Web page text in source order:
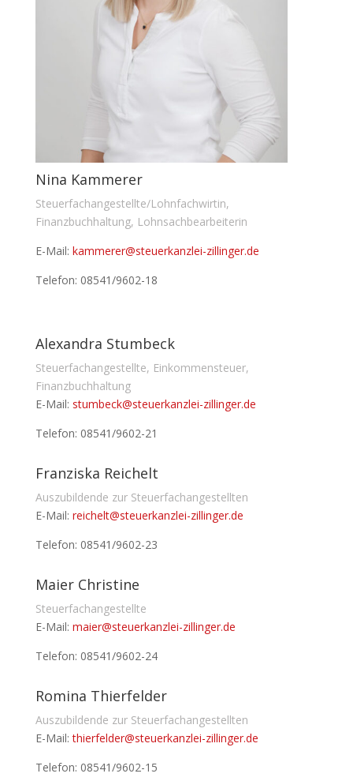
Nina Kammerer
Steuerfachangestellte/Lohnfachwirtin,
Finanzbuchhaltung, Lohnsachbearbeiterin
E-Mail: kammerer@steuerkanzlei-zillinger.de
Telefon: 08541/9602-18
Alexandra Stumbeck
Steuerfachangestellte, Einkommensteuer,
Finanzbuchhaltung
E-Mail: stumbeck@steuerkanzlei-zillinger.de
Telefon: 08541/9602-21
Franziska Reichelt
Auszubildende zur Steuerfachangestellten
E-Mail: reichelt@steuerkanzlei-zillinger.de
Telefon: 08541/9602-23
Maier Christine
Steuerfachangestellte
E-Mail: maier@steuerkanzlei-zillinger.de
Telefon: 08541/9602-24
Romina Thierfelder
Auszubildende zur Steuerfachangestellten
E-Mail:thierfelder@steuerkanzlei-zillinger.de
Telefon: 08541/9602-15